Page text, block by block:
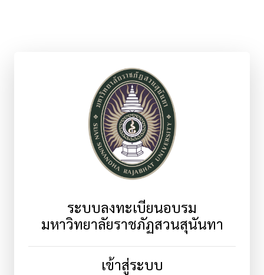
ระบบลงทะเบียนอบรม
มหาวิทยาลัยราชภัฏสวนสุนันทา
เข้าสู่ระบบ